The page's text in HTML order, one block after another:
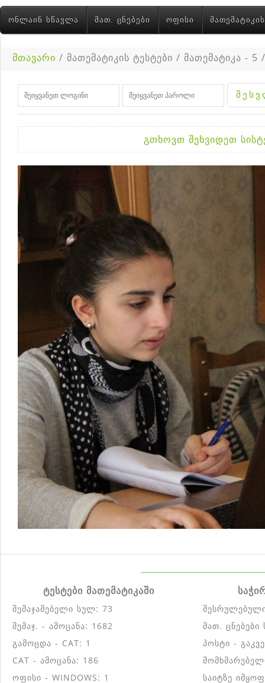
ᲝᲜᲚᲐᲘᲜ ᲡᲬᲐᲕᲚᲐ ᲛᲐᲗ. ᲪᲜᲔᲑᲔᲑᲘ ᲝᲤᲘᲡᲘ
მთავარი / მათემატიკის ტესტები / მათემატიკა -
გთხოვთ შეხვიდეთ
ტესტები მათემატიკაში
შემაჯამებელი სულ: 73
შემაჯ. - ამოცანა: 1682
გამოცდა - CAT: 1
CAT - ამოცანა: 186
ოფისი - WINDOWS: 1
მათ.
პოსტი -
საიტზე